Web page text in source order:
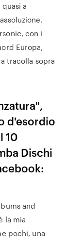
a
con i
Europa,
tracolla sopra
d'esordio
10
Dischi
and
la mia
pochi, una